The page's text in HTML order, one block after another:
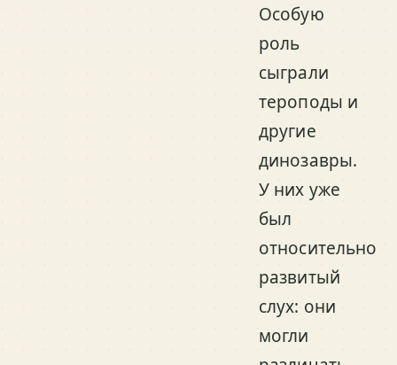
Особую
роль
сыграли
тероподы и
другие
динозавры.
У них уже
был
относительно
развитый
слух: они
могли